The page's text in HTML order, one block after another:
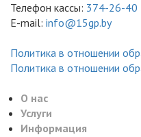
Телефон кассы: 374-26-40
E-mail: info@15gp.by
Политика в отношении
Политика в отношении
О нас
Услуги
Информация